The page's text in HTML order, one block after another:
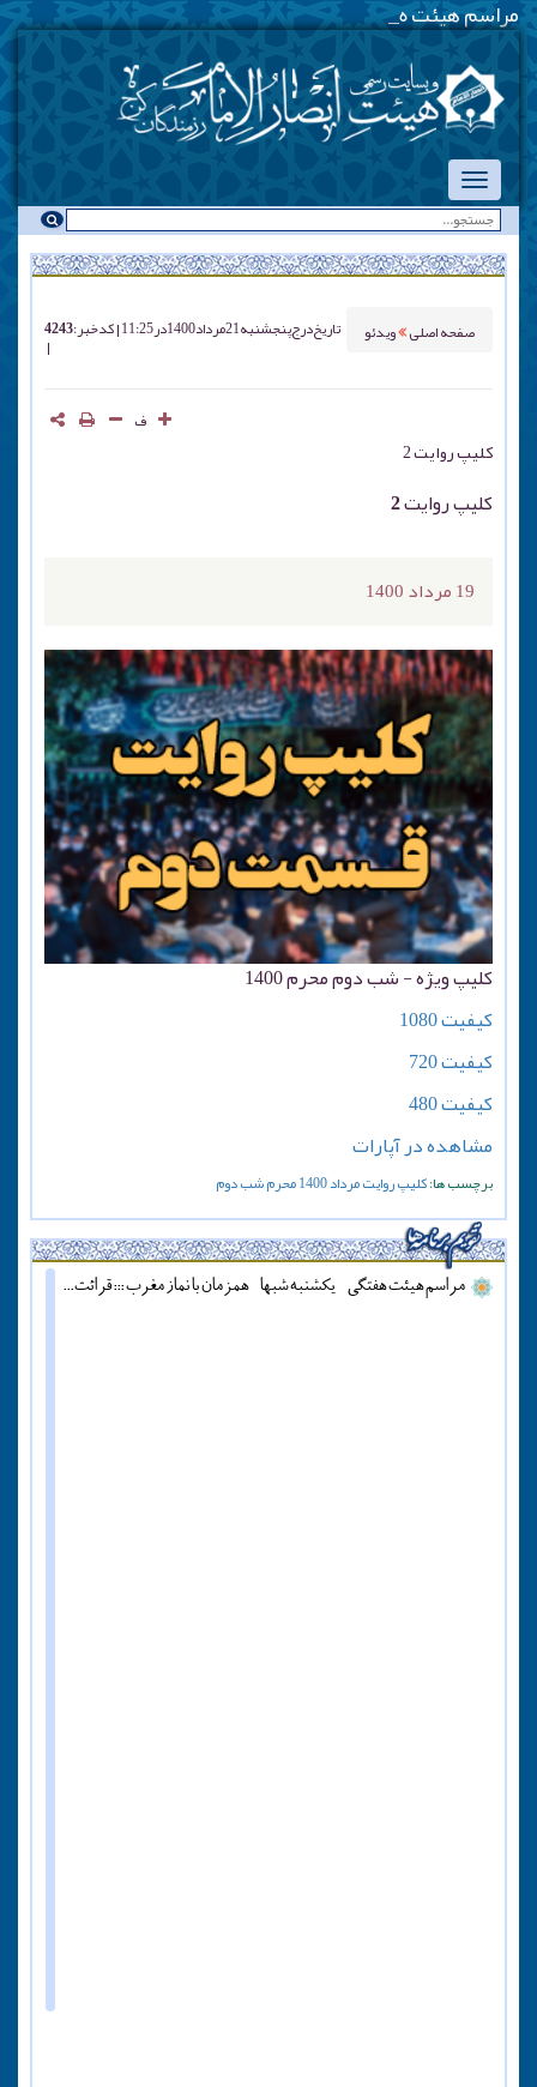
مراسم هیئت هفتگی - ی_
صفحه اصلی ویدئو تاریخ درجپنجشنبه 21 مرداد 1400 در 11:25 کد خبر : 4243
ف
کلیپ روایت 2
کلیپ روایت 2
19 مرداد 1400
کلیپ ویژه - شب دوم محرم 1400
کیفیت 1080
کیفیت 720
کیفیت 480
مشاهده در آپارات
برچسب ها:کلیپروایتمرداد1400محرمشب دوم
مراسم هیئت هفتگی - یکشنبه شبها - همزمان با نماز مغرب ::: قرائت دعای آل یاسین - پنج شنبه ها قبل از اذان مغرب ::: همه روزه نماز جماعت مغرب و عشاء برگزار میشود